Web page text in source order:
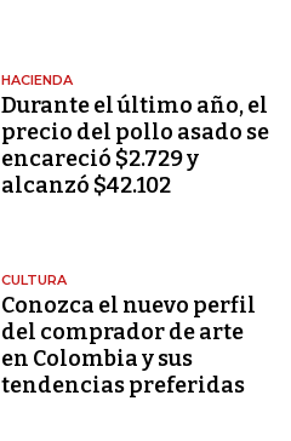
HACIENDA
Durante el último año, el
precio del pollo asado se
encareció $2.729 y
alcanzó $42.102
CULTURA
Conozca el nuevo perfil
del comprador de arte
en Colombia y sus
tendencias preferidas